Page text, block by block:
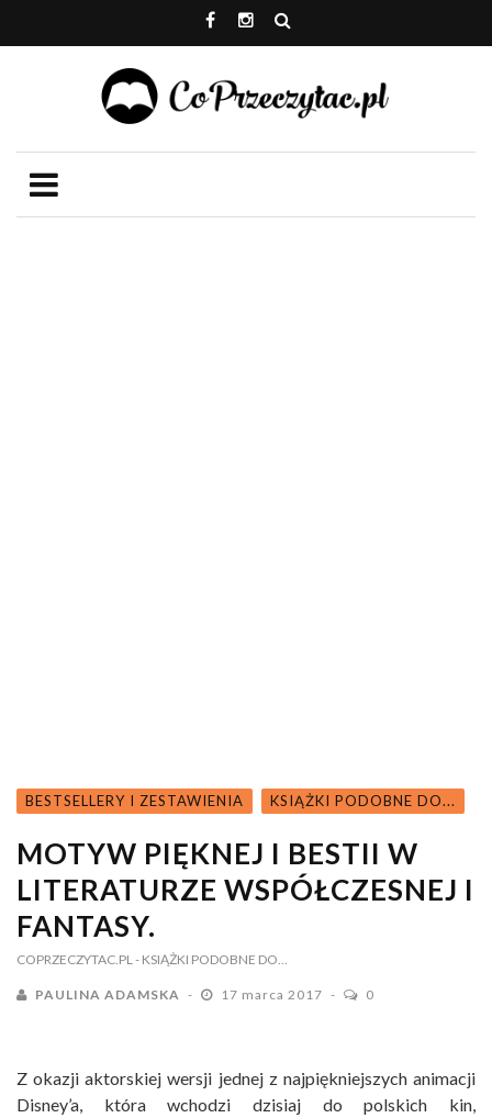
BESTSELLERY I ZESTAWIENIA KSIĄŻKI PODOBNE DO...
MOTYW PIĘKNEJ I BESTII W
LITERATURZE WSPÓŁCZESNEJ I
FANTASY.
COPRZECZYTAC.PL - KSIĄŻKI PODOBNE DO...
PAULINA ADAMSKA 17 marca 2017 0
Z okazji aktorskiej wersji jednej z najpiękniejszych animacji
Disney’a, która wchodzi dzisiaj do polskich kin,